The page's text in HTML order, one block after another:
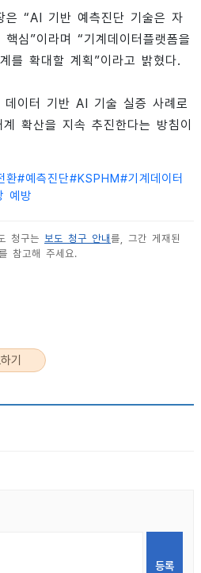
은 “AI 기반 예측진단 기술은 자
심”이라며 “기계데이터플랫폼을
를 확대할 계획”이라고 밝혔다.
데이터 기반 AI 기술 실증 사례로
확산을 지속 추진한다는 방침이
환#예측진단#KSPHM#기계데이터
예방
청구는 보도 청구 안내 를, 그간 게재된
참고해 주세요.
기